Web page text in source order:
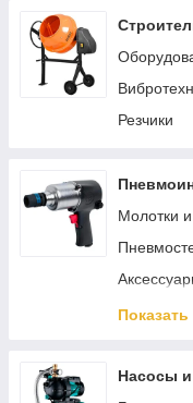
Резчики
Молотки
Показать
Насосы